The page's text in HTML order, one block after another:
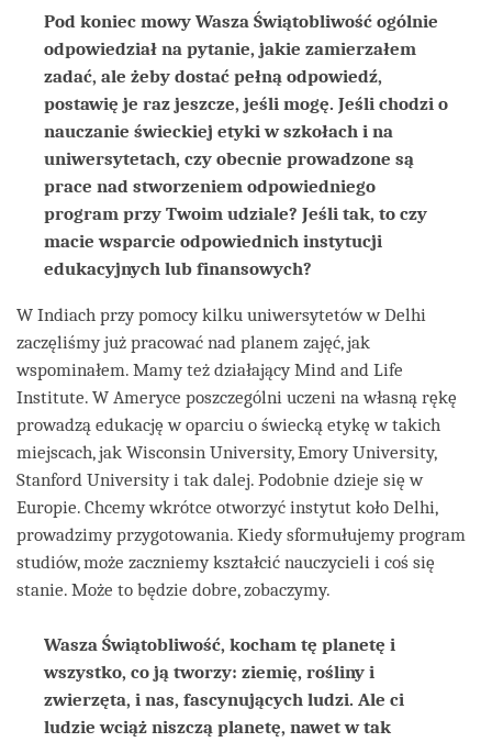
Pod koniec mowy Wasza Świątobliwość ogólnie
odpowiedział na pytanie, jakie zamierzałem
zadać, ale żeby dostać pełną odpowiedź,
postawię je raz jeszcze, jeśli mogę. Jeśli chodzi o
nauczanie świeckiej etyki w szkołach i na
uniwersytetach, czy obecnie prowadzone są
prace nad stworzeniem odpowiedniego
program przy Twoim udziale? Jeśli tak, to czy
macie wsparcie odpowiednich instytucji
edukacyjnych lub finansowych?
W Indiach przy pomocy kilku uniwersytetów w Delhi
zaczęliśmy już pracować nad planem zajęć, jak
wspominałem. Mamy też działający Mind and Life
Institute. W Ameryce poszczególni uczeni na własną rękę
prowadzą edukację w oparciu o świecką etykę w takich
miejscach, jak Wisconsin University, Emory University,
Stanford University i tak dalej. Podobnie dzieje się w
Europie. Chcemy wkrótce otworzyć instytut koło Delhi,
prowadzimy przygotowania. Kiedy sformułujemy program
studiów, może zaczniemy kształcić nauczycieli i coś się
stanie. Może to będzie dobre, zobaczymy.
Wasza Świątobliwość, kocham tę planetę i
wszystko, co ją tworzy: ziemię, rośliny i
zwierzęta, i nas, fascynujących ludzi. Ale ci
ludzie wciąż niszczą planetę, nawet w tak